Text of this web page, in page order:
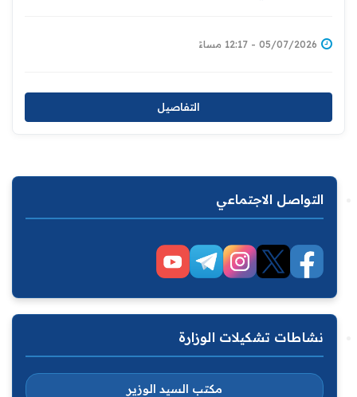
05/07/2026 - 12:17 مساءً
التفاصيل
التواصل الاجتماعي
نشاطات تشكيلات الوزارة
مكتب السيد الوزير